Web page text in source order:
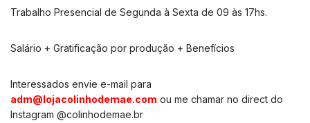
Trabalho Presencial de Segunda à Sexta de 09 às 17hs.
Salário + Gratificação por produção + Benefícios
Interessados envie e-mail para
adm@lojacolinhodemae.com ou me chamar no direct do
Instagram @colinhodemae.br